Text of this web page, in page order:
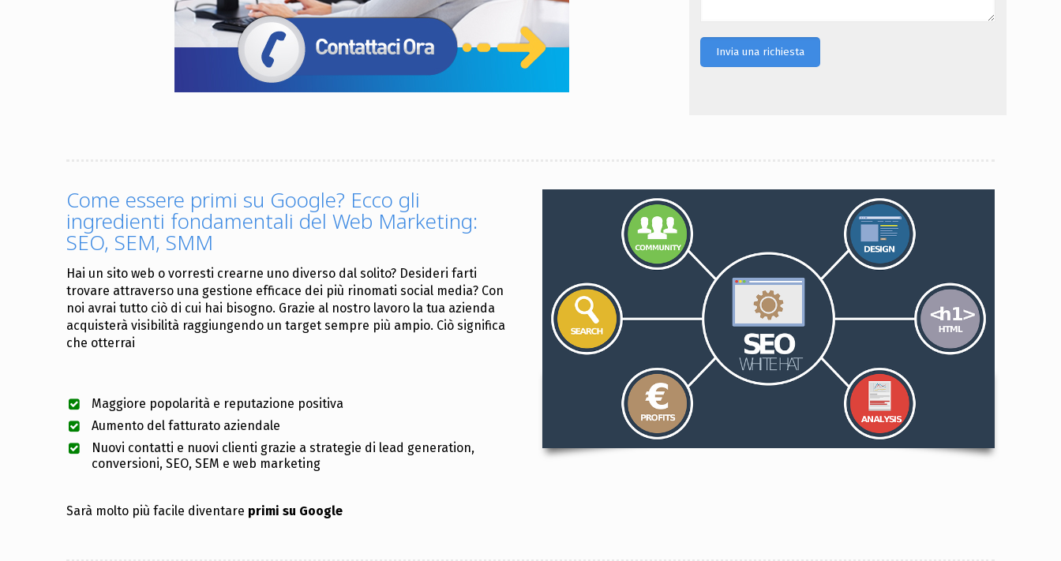
Come essere primi su Google? Ecco gli
ingredienti fondamentali del Web Marketing:
SEO, SEM, SMM
Hai un sito web o vorresti crearne uno diverso dal solito? Desideri farti
trovare attraverso una gestione efficace dei più rinomati social media? Con
noi avrai tutto ciò di cui hai bisogno. Grazie al nostro lavoro la tua azienda
acquisterà visibilità raggiungendo un target sempre più ampio. Ciò significa
che otterrai
Maggiore popolarità e reputazione positiva
Aumento del fatturato aziendale
Nuovi contatti e nuovi clienti grazie a strategie di lead generation,
conversioni, SEO, SEM e web marketing
Sarà molto più facile diventare primi su Google